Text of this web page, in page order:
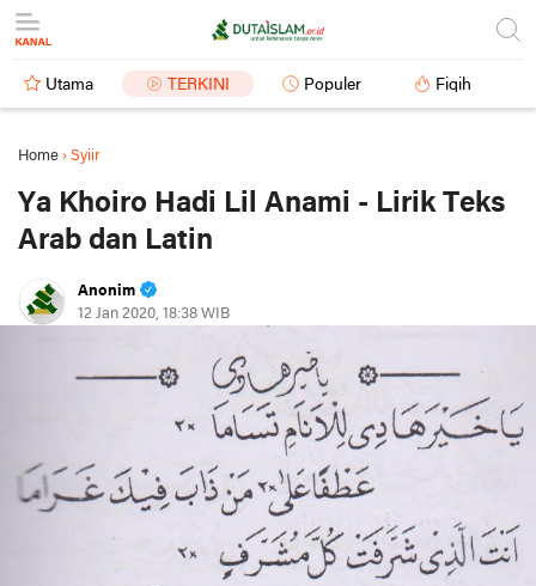
Utama TERKINI Populer Fiqih
Home › Syiir
Ya Khoiro Hadi Lil Anami - Lirik Teks
Arab dan Latin
Anonim
12 Jan 2020, 18:38 WIB